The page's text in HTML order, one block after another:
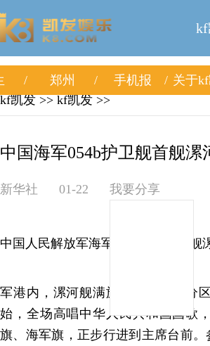
kf
郑州 手机报 关于
kf凯发 >> kf凯发 >>
中国海军054b护卫舰首舰
新华社 01-22 我要分享
中国人民解放军海军054b护卫舰首
军港内，漯河舰满旗高挂，官兵分
始，全场高唱中华人民共和国国歌
旗、海军旗，正步行进到主席台前